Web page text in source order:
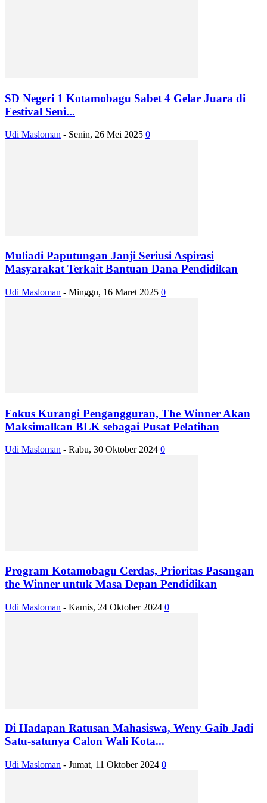
SD Negeri 1 Kotamobagu Sabet 4 Gelar Juara di
Festival Seni...
Udi Masloman - Senin, 26 Mei 2025 0
Muliadi Paputungan Janji Seriusi Aspirasi
Masyarakat Terkait Bantuan Dana Pendidikan
Udi Masloman - Minggu, 16 Maret 2025 0
Fokus Kurangi Pengangguran, The Winner Akan
Maksimalkan BLK sebagai Pusat Pelatihan
Udi Masloman - Rabu, 30 Oktober 2024 0
Program Kotamobagu Cerdas, Prioritas Pasangan
the Winner untuk Masa Depan Pendidikan
Udi Masloman - Kamis, 24 Oktober 2024 0
Di Hadapan Ratusan Mahasiswa, Weny Gaib Jadi
Satu-satunya Calon Wali Kota...
Udi Masloman - Jumat, 11 Oktober 2024 0